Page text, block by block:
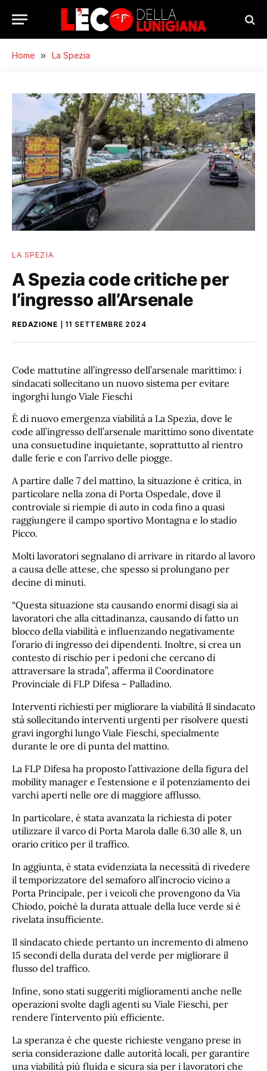
Home » La Spezia
LA SPEZIA
A Spezia code critiche per
l’ingresso all’Arsenale
REDAZIONE 11 SETTEMBRE 2024
Code mattutine all’ingresso dell’arsenale marittimo: i
sindacati sollecitano un nuovo sistema per evitare
ingorghi lungo Viale Fieschi
È di nuovo emergenza viabilità a La Spezia, dove le
code all’ingresso dell’arsenale marittimo sono diventate
una consuetudine inquietante, soprattutto al rientro
dalle ferie e con l’arrivo delle piogge.
A partire dalle 7 del mattino, la situazione è critica, in
particolare nella zona di Porta Ospedale, dove il
controviale si riempie di auto in coda fino a quasi
raggiungere il campo sportivo Montagna e lo stadio
Picco.
Molti lavoratori segnalano di arrivare in ritardo al lavoro
a causa delle attese, che spesso si prolungano per
decine di minuti.
“Questa situazione sta causando enormi disagi sia ai
lavoratori che alla cittadinanza, causando di fatto un
blocco della viabilità e influenzando negativamente
l’orario di ingresso dei dipendenti. Inoltre, si crea un
contesto di rischio per i pedoni che cercano di
attraversare la strada”, afferma il Coordinatore
Provinciale di FLP Difesa – Palladino.
Interventi richiesti per migliorare la viabilità Il sindacato
stà sollecitando interventi urgenti per risolvere questi
gravi ingorghi lungo Viale Fieschi, specialmente
durante le ore di punta del mattino.
La FLP Difesa ha proposto l’attivazione della figura del
mobility manager e l’estensione e il potenziamento dei
varchi aperti nelle ore di maggiore afflusso.
In particolare, è stata avanzata la richiesta di poter
utilizzare il varco di Porta Marola dalle 6.30 alle 8, un
orario critico per il traffico.
In aggiunta, è stata evidenziata la necessità di rivedere
il temporizzatore del semaforo all’incrocio vicino a
Porta Principale, per i veicoli che provengono da Via
Chiodo, poiché la durata attuale della luce verde si è
rivelata insufficiente.
Il sindacato chiede pertanto un incremento di almeno
15 secondi della durata del verde per migliorare il
flusso del traffico.
Infine, sono stati suggeriti miglioramenti anche nelle
operazioni svolte dagli agenti su Viale Fieschi, per
rendere l’intervento più efficiente.
La speranza è che queste richieste vengano prese in
seria considerazione dalle autorità locali, per garantire
una viabilità più fluida e sicura sia per i lavoratori che